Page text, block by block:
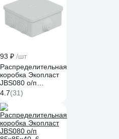
93 ₽ /шт
Распределительная
коробка Экопласт
JBS080 о/п
85x85x40, 6
выходов, IP44 цвет
белый, подходит
для монтаж.
пистолета 44006W-
1
4.7(31)